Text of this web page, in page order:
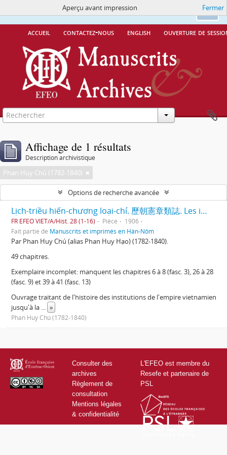
Ok
Ce site utilise des cookiesMore Info.
accueil contactez-nous english ouverture de
Aperçu avant impression Fermer
Affichage de 1 résultats
Description archivistique
Phan Huy Chú (1782-1840)
Options de recherche avancée
Lịch-triều hiến-chương loại-chí. 歷朝憲章類誌. Les institutions des différentes dynasties, classées par matières.
FR EFEO VIET/A/Hist. 28 (1-16) Pièce
1906
Fait partie de Manuscrits et imprimés en Hán-Nôm
Par Phan Huy Chú (alias Phan Huy Hạo) (1782-1840).
49 chapitres.
Exemplaire incomplet: manquent les chapitres 6 à 8 (fasc. 3), 26 à 28
(fasc. 9) et 39 à 41 (fasc. 13)
Ouvrage traitant de l'histoire des institutions de l'empire vietnamien
jusqu'à la ... »
Phan Huy Chú (1782-1840)
Consulter des
archives
Règlement de
consultation
Mentions légales
& confidentialité
L'EFEO est membre du
Resefe et partenaire de
PSL